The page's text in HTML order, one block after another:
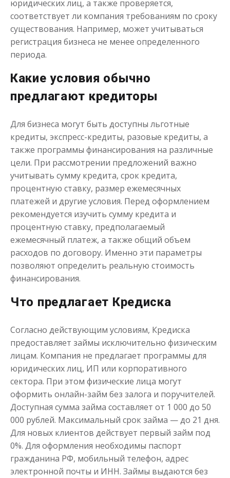
Моментальный займ
Сумма
Получить
Одолжим до 30 дней
Сумма до50 000
Срок от 1до 30 дня
Получить
Переведём в долг
Сумма до 50 000₽
Срок до 21 дня
Получить
юридических лиц, а также проверяется,
соответствует ли компания требованиям по сроку
существования. Например, может учитываться
регистрация бизнеса не менее определенного
периода.
Какие условия обычно
предлагают кредиторы
Для бизнеса могут быть доступны льготные
кредиты, экспресс-кредиты, разовые кредиты, а
также программы финансирования на различные
цели. При рассмотрении предложений важно
учитывать сумму кредита, срок кредита,
процентную ставку, размер ежемесячных
платежей и другие условия. Перед оформлением
рекомендуется изучить сумму кредита и
процентную ставку, предполагаемый
ежемесячный платеж, а также общий объем
расходов по договору. Именно эти параметры
позволяют определить реальную стоимость
финансирования.
Что предлагает Кредиска
Согласно действующим условиям, Кредиска
предоставляет займы исключительно физическим
лицам. Компания не предлагает программы для
юридических лиц, ИП или корпоративного
сектора. При этом физические лица могут
оформить онлайн-займ без залога и поручителей.
Доступная сумма займа составляет от 1 000 до 50
000 рублей. Максимальный срок займа — до 21 дня.
Для новых клиентов действует первый займ под
0%. Для оформления необходимы паспорт
гражданина РФ, мобильный телефон, адрес
электронной почты и ИНН. Займы выдаются без